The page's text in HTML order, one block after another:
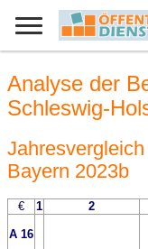
Analyse der
Schleswig-
Bayern 2023b
€ 1 2
A 16